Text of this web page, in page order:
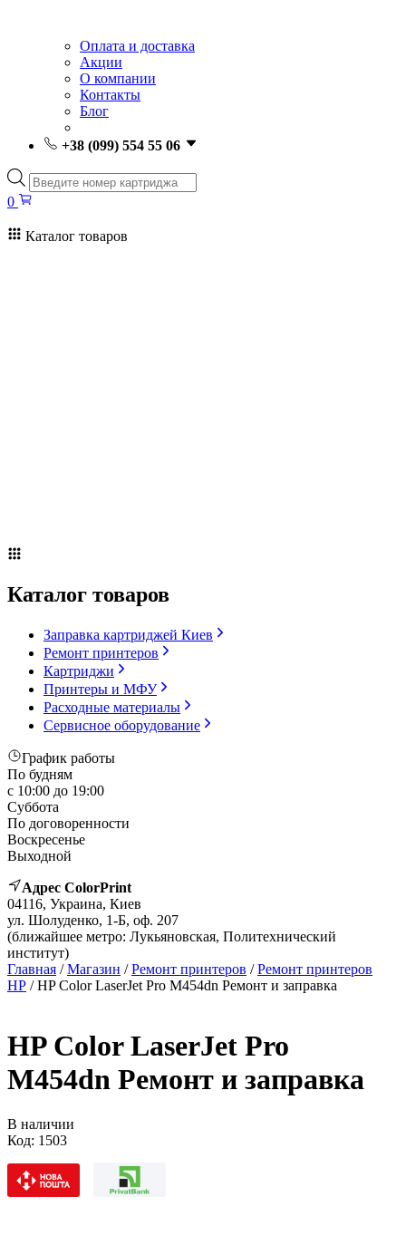
Оплата и доставка
Акции
О компании
Контакты
Блог
+38 (099) 554 55 06
Поиск
товаров
0
Каталог товаров
Каталог товаров
Заправка картриджей Киев
Ремонт принтеров
Картриджи
Принтеры и МФУ
Расходные материалы
Сервисное оборудование
График работы
По будням
с 10:00 до 19:00
Суббота
По договоренности
Воскресенье
Выходной
Адрес ColorPrint
04116, Украина, Киев
ул. Шолуденко, 1-Б, оф. 207
(ближайшее метро: Лукьяновская, Политехнический
институт)
Главная /Магазин /Ремонт принтеров /Ремонт принтеров
HP / HP Color LaserJet Pro M454dn Ремонт и заправка
HP Color LaserJet Pro
M454dn Ремонт и заправка
В наличии
Код: 1503